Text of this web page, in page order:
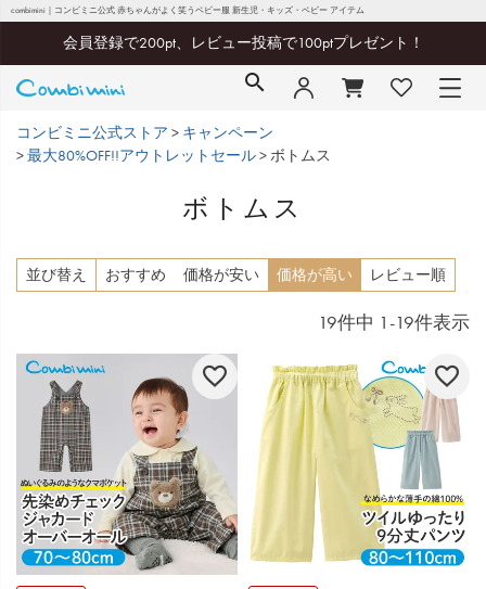
combimini｜コンビミニ公式 赤ちゃんがよく笑うベビー服 新生児・キッズ・ベビー アイテム
会員登録で200pt、レビュー投稿で100ptプレゼント！
コンビミニ公式ストア
キャンペーン
最大80%OFF!!アウトレットセール
ボトムス
ボトムス
並び替え おすすめ 価格が安い 価格が高い レビュー順
19件中 1 -19件表示